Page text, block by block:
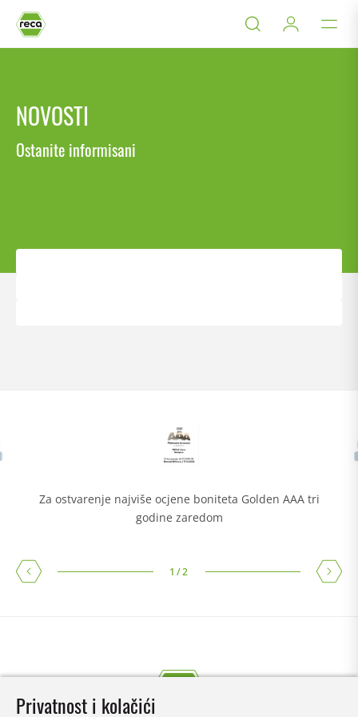
NOVOSTI
Ostanite informisani
Za ostvarenje najviše ocjene boniteta Golden AAA tri
godine zaredom
1 /2
Privatnost i kolačići